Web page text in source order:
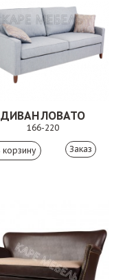
ДИВАН ЛОВАТО
166-220
Заказ